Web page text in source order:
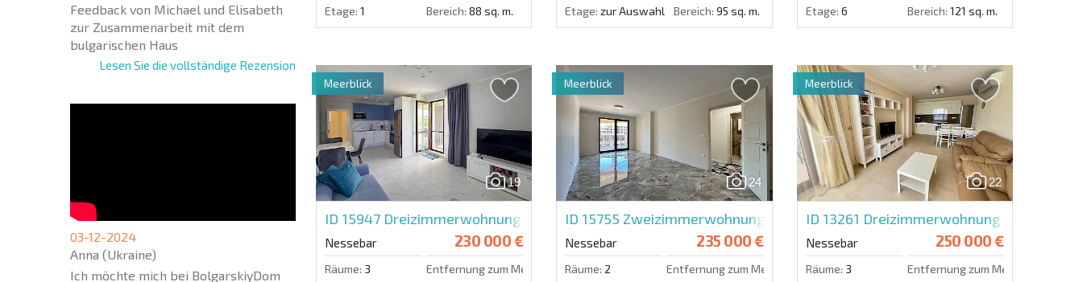
Feedback von Michael und Elisabeth
zur Zusammenarbeit mit dem
bulgarischen Haus
Lesen Sie die vollständige Rezension
03-12-2024
Anna (Ukraine)
Ich möchte mich bei BolgarskiyDom
Etage: 1 Bereich: 88 sq. m.
Etage: zur Auswahl Bereich: 95 sq. m.
Etage: 6 Bereich: 121 sq. m.
19
ID 15947 Dreizimmerwohnung in Poseidon
Nessebar 230 000 €
Räume: 3 Entfernung zum Meer: 300 m.
Meerblick
24
ID 15755 Zweizimmerwohnung in Valencia Lux
Nessebar 235 000 €
Räume: 2 Entfernung zum Meer: 50 m.
Meerblick
22
ID 13261 Dreizimmerwohnung in Akrotoria
Nessebar 250 000 €
Räume: 3 Entfernung zum Meer:
Meerblick